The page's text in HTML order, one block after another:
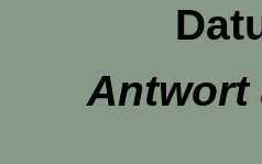
Antwort